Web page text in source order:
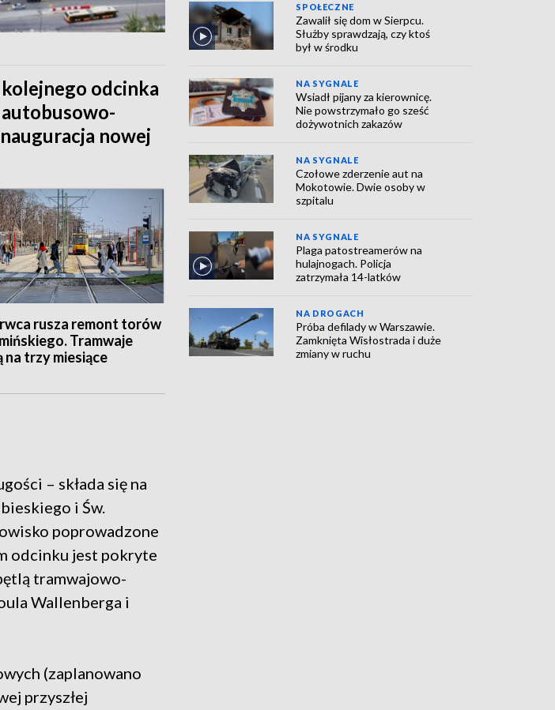
odcinka
nowej
rusza remont torów
Tramwaje
na trzy miesiące
– składa się na
i Św.
poprowadzone
odcinku jest pokryte
tramwajowo-
Wallenberga i
(zaplanowano
przyszłej
SPOŁECZNE
Zawalił się dom w Sierpcu.
Służby sprawdzają, czy ktoś
był w środku
NA SYGNALE
Wsiadł pijany za kierownicę.
Nie powstrzymało go sześć
dożywotnich zakazów
NA SYGNALE
Czołowe zderzenie aut na
Mokotowie. Dwie osoby w
szpitalu
NA SYGNALE
Plaga patostreamerów na
hulajnogach. Policja
zatrzymała 14-latków
NA DROGACH
Próba defilady w Warszawie.
Zamknięta Wisłostrada i duże
zmiany w ruchu